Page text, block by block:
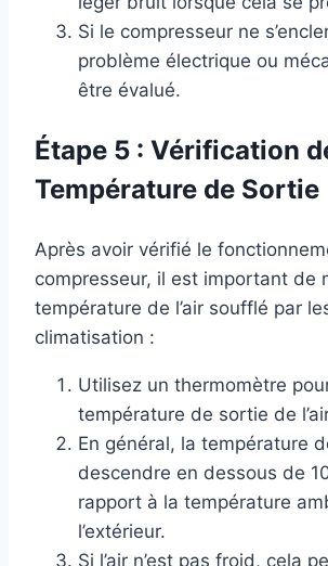
Si le compresseur ne
problème électrique ou
être évalué.
Étape 5 : Vérification
Température de Sortie
Après avoir vérifié le
compresseur, il est important de
température de l’air soufflé par
climatisation :
Utilisez un thermomètre
température de sortie de
En général, la température
descendre en dessous de
rapport à la température
l’extérieur.
Si l’air n’est pas froid, cela